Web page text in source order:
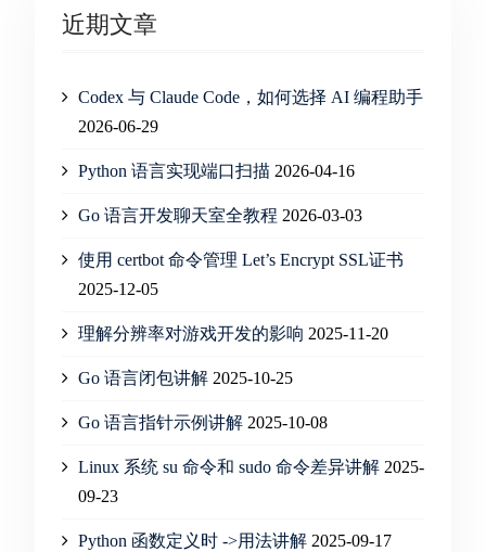
近期文章
Codex 与 Claude Code，如何选择 AI 编程助手
2026-06-29
Python 语言实现端口扫描 2026-04-16
Go 语言开发聊天室全教程 2026-03-03
使用 certbot 命令管理 Let’s Encrypt SSL证书
2025-12-05
理解分辨率对游戏开发的影响 2025-11-20
Go 语言闭包讲解 2025-10-25
Go 语言指针示例讲解 2025-10-08
Linux 系统 su 命令和 sudo 命令差异讲解 2025-
09-23
Python 函数定义时 ->用法讲解 2025-09-17